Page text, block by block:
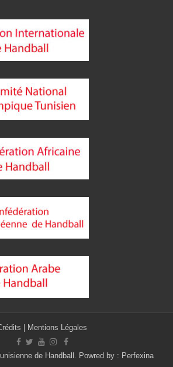
Mentions Légales
de Handball. Powred by : Perfexina